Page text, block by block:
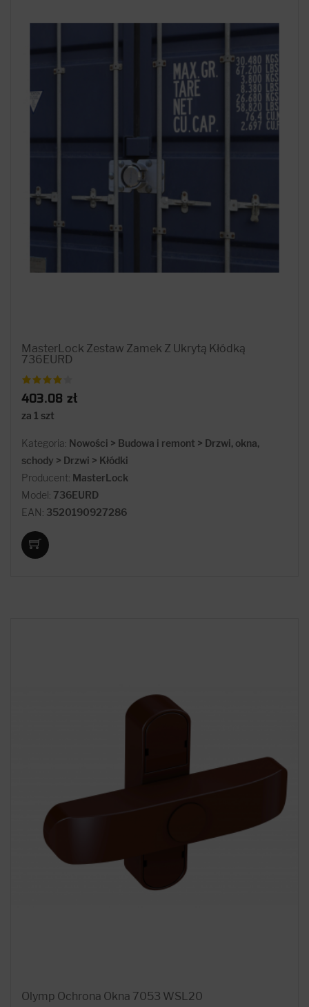
MasterLock Zestaw Zamek Z Ukrytą Kłódką
736EURD
403.08 zł
za 1 szt
Kategoria: Nowości > Budowa i remont > Drzwi, okna,
schody > Drzwi > Kłódki
Producent: MasterLock
Model: 736EURD
EAN: 3520190927286
Olymp Ochrona Okna 7053 WSL20